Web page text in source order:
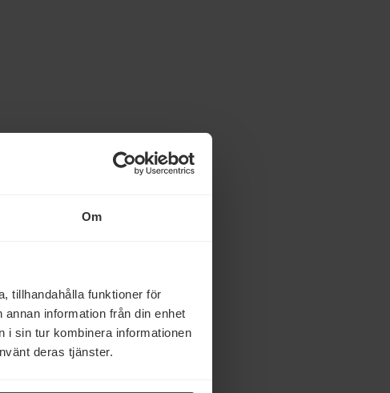
Om
tillhandahålla funktioner för
information från din enhet
i sin tur kombinera informationen
deras tjänster.